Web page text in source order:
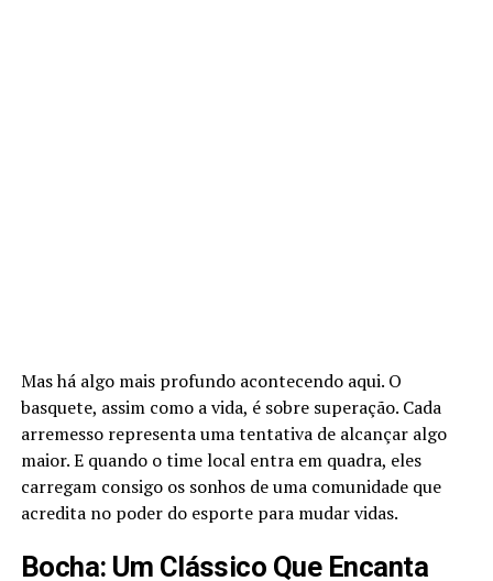
Mas há algo mais profundo acontecendo aqui. O
basquete, assim como a vida, é sobre superação. Cada
arremesso representa uma tentativa de alcançar algo
maior. E quando o time local entra em quadra, eles
carregam consigo os sonhos de uma comunidade que
acredita no poder do esporte para mudar vidas.
Bocha: Um Clássico Que Encanta